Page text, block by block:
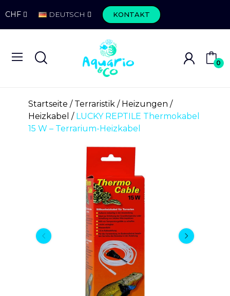
CHF DEUTSCH KONTAKT
0
Startseite Terraristik
Heizungen
Heizkabel
LUCKY REPTILE Thermokabel
15 W – Terrarium-Heizkabel